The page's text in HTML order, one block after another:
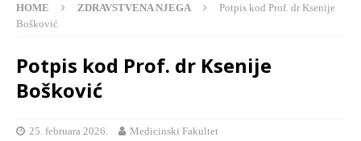
HOME ZDRAVSTVENA NJEGA
Potpis kod Prof. dr Ksenije
Bošković
Potpis kod Prof. dr Ksenije
Bošković
25. februara 2026. Medicinski Fakultet